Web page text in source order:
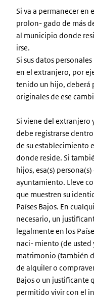
Si va a permanecer
prolon- gado de más
al municipio donde
irse.
Si sus datos
en el extranjero, por
tenido un hijo, deberá
originales de ese
Si viene del extranjero
debe registrarse
de su establecimiento
donde reside. Si
hijos, esa(s)
ayuntamiento. Lleve
que muestren su
Países Bajos. En
necesario, un
legalmente en los
naci- miento (de usted
matrimonio (también
de alquiler o
Bajos o un justificante
permitido vivir con el